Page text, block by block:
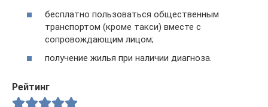
бесплатно пользоваться общественным
транспортом (кроме такси) вместе с
сопровождающим лицом;
получение жилья при наличии диагноза.
Рейтинг